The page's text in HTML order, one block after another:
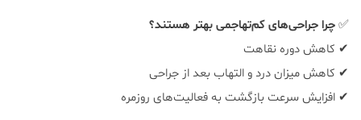
✅چرا جراحی‌های کم‌تهاجمی بهتر هستند؟
✔ کاهش دوره نقاهت
✔ کاهش میزان درد و التهاب بعد از جراحی
✔ افزایش سرعت بازگشت به فعالیت‌های روزمره